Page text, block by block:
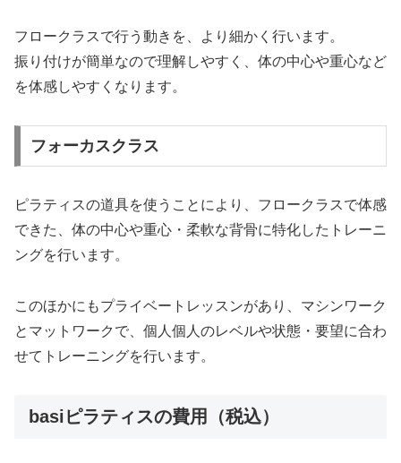
フロークラスで行う動きを、より細かく行います。
振り付けが簡単なので理解しやすく、体の中心や重心など
を体感しやすくなります。
フォーカスクラス
ピラティスの道具を使うことにより、フロークラスで体感
できた、体の中心や重心・柔軟な背骨に特化したトレーニ
ングを行います。
このほかにもプライベートレッスンがあり、マシンワーク
とマットワークで、個人個人のレベルや状態・要望に合わ
せてトレーニングを行います。
basiピラティスの費用（税込）